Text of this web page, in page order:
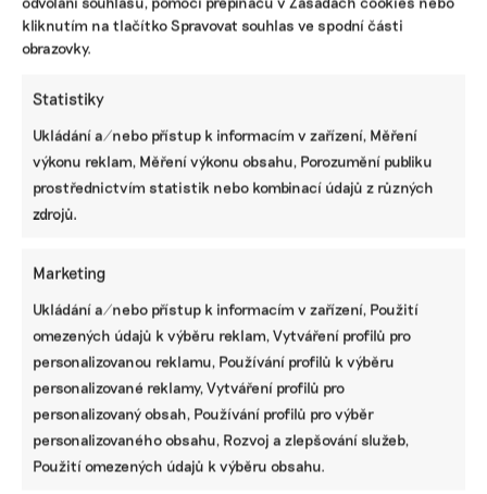
kliknutím na tlačítko Spravovat souhlas ve spodní části
obrazovky.
Statistiky
Ukládání a/nebo přístup k informacím v zařízení, Měření
výkonu reklam, Měření výkonu obsahu, Porozumění publiku
prostřednictvím statistik nebo kombinací údajů z různých
zdrojů.
Marketing
Ukládání a/nebo přístup k informacím v zařízení, Použití
omezených údajů k výběru reklam, Vytváření profilů pro
personalizovanou reklamu, Používání profilů k výběru
personalizované reklamy, Vytváření profilů pro
personalizovaný obsah, Používání profilů pro výběr
personalizovaného obsahu, Rozvoj a zlepšování služeb,
Použití omezených údajů k výběru obsahu.
Karolína Žákovská 23. června 2023 | Biodiverzita,Komentáře
co
je to biodiverzita,dohoda OSN,moře
Dotace nepodporují biodiverzitu, ale hlavně
zvyšují příjmy zemědělců. Malé farmy se
v tom od velkých neliší
Zemědělské dotace nemají vliv na rozmanitost způsobů
využití zemědělské půdy, ale pouze zvyšují příjem
zemědělců, ukazuje nová studie českých vědců. Podle
ministerstva zemědělství ale dotace dosáhly svého